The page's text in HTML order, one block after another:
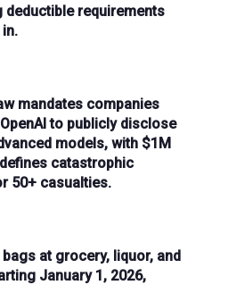
deductible requirements
mandates companies
to publicly disclose
models, with $1M
catastrophic
50+ casualties.
at grocery, liquor, and
January 1, 2026,